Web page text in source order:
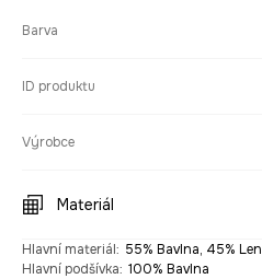
Barva
ID produktu
Výrobce
Materiál
Hlavní materiál: 55% Bavlna, 45% Len
Hlavní podšívka: 100% Bavlna